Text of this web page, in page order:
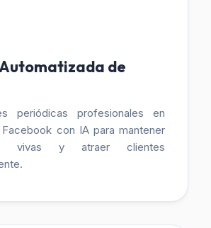
de
periódicas profesionales en
con IA para mantener
vivas y atraer clientes